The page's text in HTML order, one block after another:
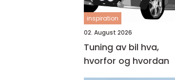
inspiration
02. August 2026
Tuning av bil hva,
hvorfor og hvordan